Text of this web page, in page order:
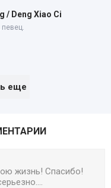
/ Deng Xiao Ci
еще
жизнь! Спасибо!